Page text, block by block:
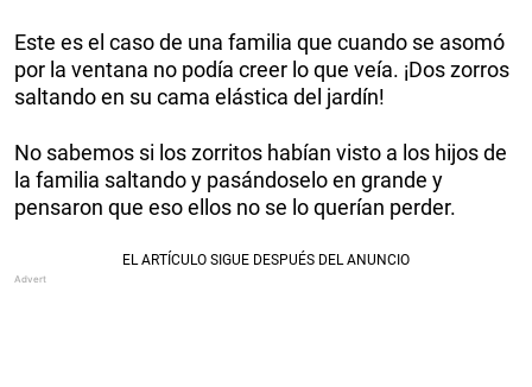
Este es el caso de una familia que cuando se asomó
por la ventana no podía creer lo que veía. ¡Dos zorros
saltando en su cama elástica del jardín!
No sabemos si los zorritos habían visto a los hijos de
la familia saltando y pasándoselo en grande y
pensaron que eso ellos no se lo querían perder.